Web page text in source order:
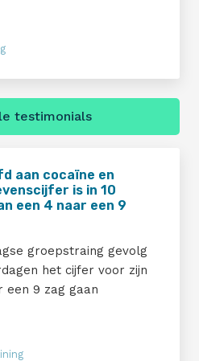
testimonials
aan cocaïne en
is in 10
een 4 naar een 9
groepstraing gevolg
het cijfer voor zijn
een 9 zag gaan